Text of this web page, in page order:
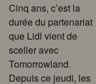
Cinq ans, c’est la
durée du partenariat
que Lidl vient de
sceller avec
Tomorrowland.
Depuis ce jeudi, les